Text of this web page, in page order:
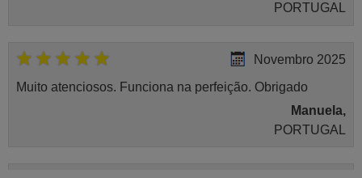
PORTUGAL
Novembro 2025
Muito atenciosos. Funciona na perfeição. Obrigado
Manuela,
PORTUGAL